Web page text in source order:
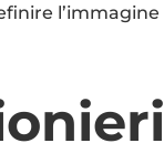
l’immagine